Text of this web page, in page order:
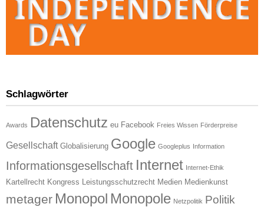
Schlagwörter
Awards Datenschutz eu Facebook Freies Wissen Förderpreise
Gesellschaft Globalisierung Google Googleplus Information
Informationsgesellschaft Internet Internet-Ethik
Kartellrecht Kongress Leistungsschutzrecht Medien Medienkunst
metager Monopol Monopole Netzpolitik Politik